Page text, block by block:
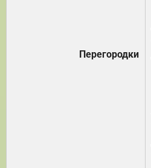
Перегородки